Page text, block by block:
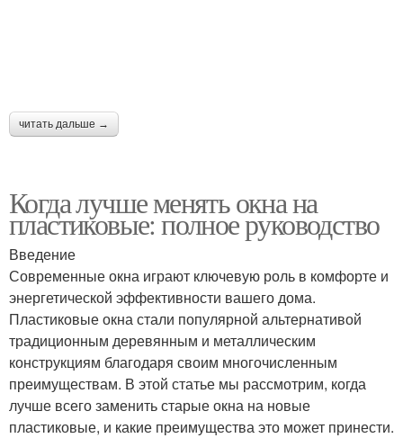
читать дальше →
Когда лучше менять окна на
пластиковые: полное руководство
Введение
Современные окна играют ключевую роль в комфорте и
энергетической эффективности вашего дома.
Пластиковые окна стали популярной альтернативой
традиционным деревянным и металлическим
конструкциям благодаря своим многочисленным
преимуществам. В этой статье мы рассмотрим, когда
лучше всего заменить старые окна на новые
пластиковые, и какие преимущества это может принести.